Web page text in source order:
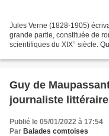
Jules Verne (1828-1905)
grande partie, constituée de
scientifiques du XIX° siècle.
Guy de
journaliste
Publié le 05/01/2022 à 17:54
Par Balades comtoises